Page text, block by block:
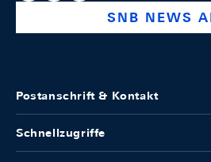
SNB NEWS
Postanschrift & Kontakt
Schnellzugriffe